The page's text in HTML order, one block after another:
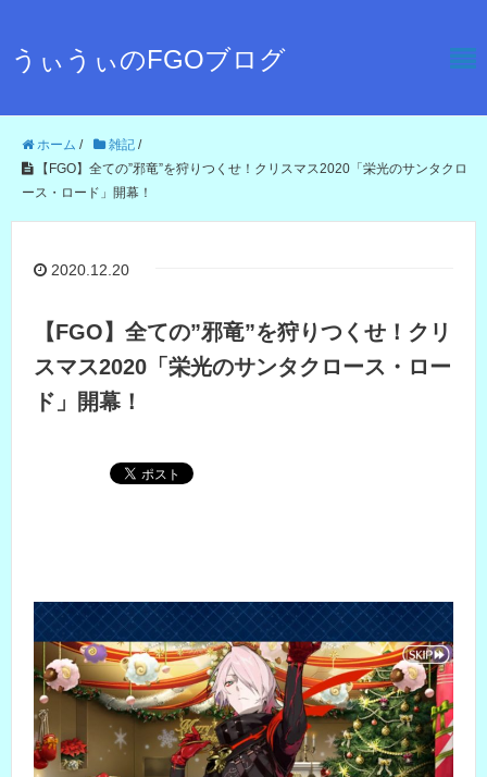
うぃうぃのFGOブログ
ホーム / 雑記 /
【FGO】全ての”邪竜”を狩りつくせ！クリスマス2020「栄光のサンタクロ
ース・ロード」開幕！
2020.12.20
【FGO】全ての”邪竜”を狩りつくせ！クリ
スマス2020「栄光のサンタクロース・ロー
ド」開幕！